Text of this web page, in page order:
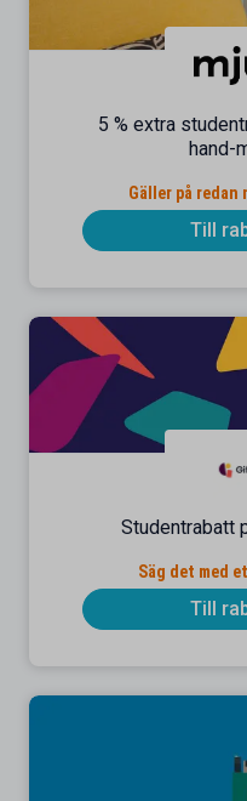
5 % extra
hand-
Gäller på
Till
Studentrabatt
Säg det med
Till